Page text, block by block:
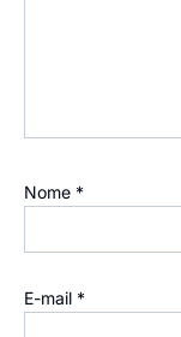
Nome *
E-mail *